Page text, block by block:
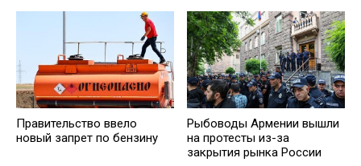
Правительство ввело
новый запрет по бензину
Рыбоводы Армении вышли
на протесты из-за
закрытия рынка России